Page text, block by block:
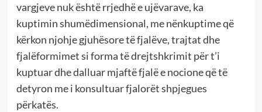
vargjeve nuk është rrjedhë e ujëvarave, ka
kuptimin shumëdimensional, me nënkuptime që
kërkon njohje gjuhësore të fjalëve, trajtat dhe
fjalëformimet si forma të drejtshkrimit për t’i
kuptuar dhe dalluar mjaftë fjalë e nocione që të
detyron me i konsultuar fjalorët shpjegues
përkatës.